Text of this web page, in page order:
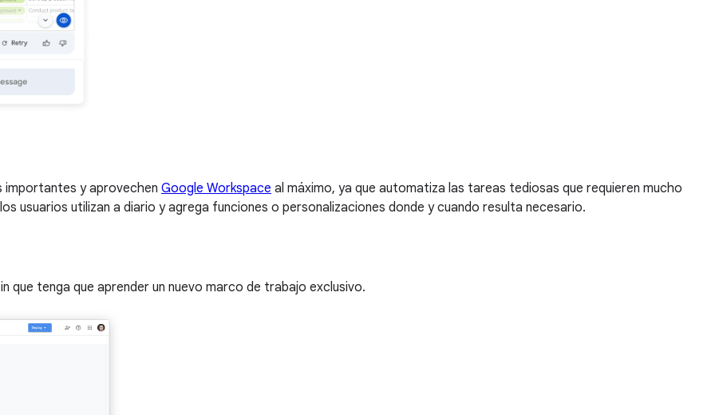
importantes y aprovechen Google Workspace al máximo, ya que automatiza las tareas tediosas que requieren mucho
usuarios utilizan a diario y agrega funciones o personalizaciones donde y cuando resulta necesario.
que tenga que aprender un nuevo marco de trabajo exclusivo.